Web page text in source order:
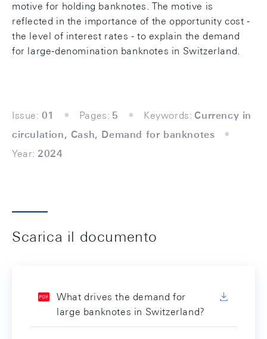
motive for holding banknotes. The motive is
reflected in the importance of the opportunity cost -
the level of interest rates - to explain the demand
for large-denomination banknotes in Switzerland.
Issue: 01 Pages: 5 Keywords: Currency in
circulation, Cash, Demand for banknotes
Year: 2024
Scarica il documento
What drives the demand for
large banknotes in Switzerland?